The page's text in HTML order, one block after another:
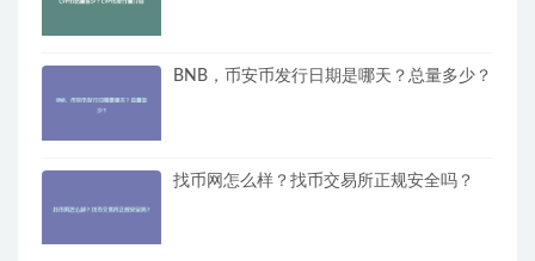
BNB，币安币发行日期是哪天？总量多少？
找币网怎么样？找币交易所正规安全吗？